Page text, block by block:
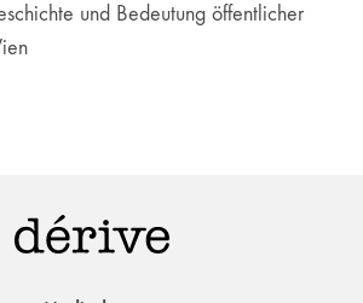
und Bedeutung öffentlicher